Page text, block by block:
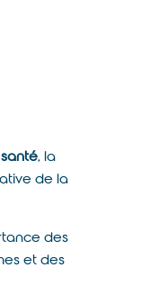
, la
de la
des
et des